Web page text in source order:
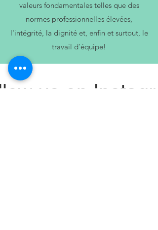
valeurs fondamentales telles que des
normes professionnelles élevées,
l'intégrité, la dignité et, enfin et surtout, le
travail d'équipe!
us on